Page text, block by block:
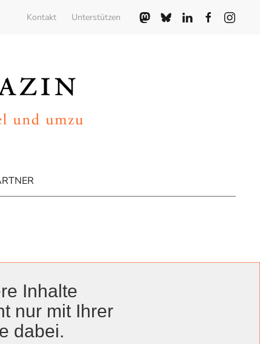
Kontakt Unterstützen
Inhalte
nur mit Ihrer
dabei.